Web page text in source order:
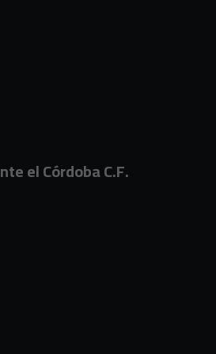
el Córdoba C.F.